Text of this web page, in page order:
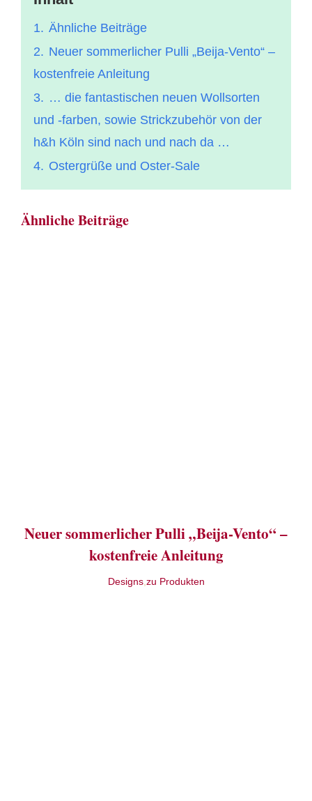
1. Ähnliche Beiträge
2. Neuer sommerlicher Pulli „Beija-Vento“ –
kostenfreie Anleitung
3. … die fantastischen neuen Wollsorten
und -farben, sowie Strickzubehör von der
h&h Köln sind nach und nach da …
4. Ostergrüße und Oster-Sale
Ähnliche Beiträge
Neuer sommerlicher Pulli „Beija-Vento“ –
kostenfreie Anleitung
Designs, zu Produkten